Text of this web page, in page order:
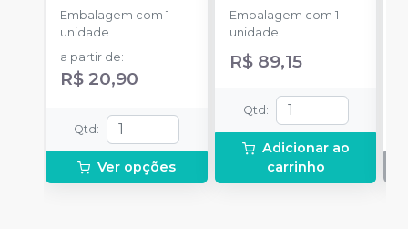
Embalagem com 1
unidade
a partir de:
R$ 20,90
Qtd :
Ver opções
Embalagem com 1
unidade.
R$ 89,15
Qtd :
Adicionar ao
carrinho